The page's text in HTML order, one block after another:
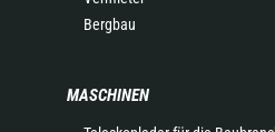
Bergbau
MASCHINEN